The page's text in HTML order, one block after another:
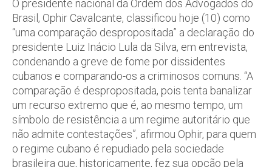
O presidente nacional da Ordem dos Advogados do
Brasil, Ophir Cavalcante, classificou hoje (10) como
“uma comparação despropositada” a declaração do
presidente Luiz Inácio Lula da Silva, em entrevista,
condenando a greve de fome por dissidentes
cubanos e comparando-os a criminosos comuns. “A
comparação é despropositada, pois tenta banalizar
um recurso extremo que é, ao mesmo tempo, um
símbolo de resistência a um regime autoritário que
não admite contestações”, afirmou Ophir, para quem
o regime cubano é repudiado pela sociedade
brasileira que, historicamente, fez sua opção pela